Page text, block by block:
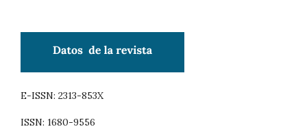
E-ISSN: 2313-853X
ISSN: 1680-9556